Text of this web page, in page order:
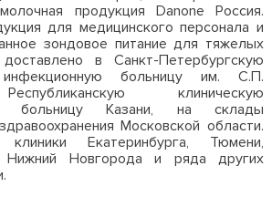
продукция Danone Россия.
для медицинского персонала и
зондовое питание для тяжелых
в Санкт-Петербургскую
инфекционную больницу им. С.П.
клиническую
больницу Казани, на склады
Московской области.
Екатеринбурга, Тюмени,
Нижний Новгорода и ряда других